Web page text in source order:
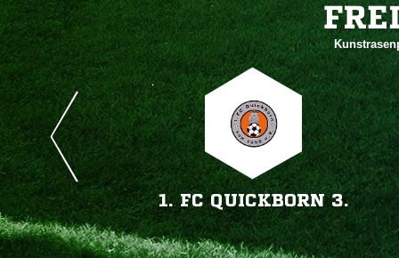
1. FC QUICKBORN 3.